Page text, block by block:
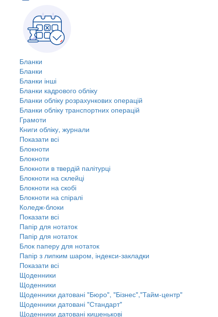
Бланки
Бланки
Бланки інші
Бланки кадрового обліку
Бланки обліку розрахункових операцій
Бланки обліку транспортних операцій
Грамоти
Книги обліку, журнали
Показати всі
Блокноти
Блокноти
Блокноти в твердій палітурці
Блокноти на склейці
Блокноти на скобі
Блокноти на спіралі
Коледж-блоки
Показати всі
Папір для нотаток
Папір для нотаток
Блок паперу для нотаток
Папір з липким шаром, індекси-закладки
Показати всі
Щоденники
Щоденники
Щоденники датовані "Бюро", "Бізнес","Тайм-центр"
Щоденники датовані "Стандарт"
Щоденники датовані кишенькові